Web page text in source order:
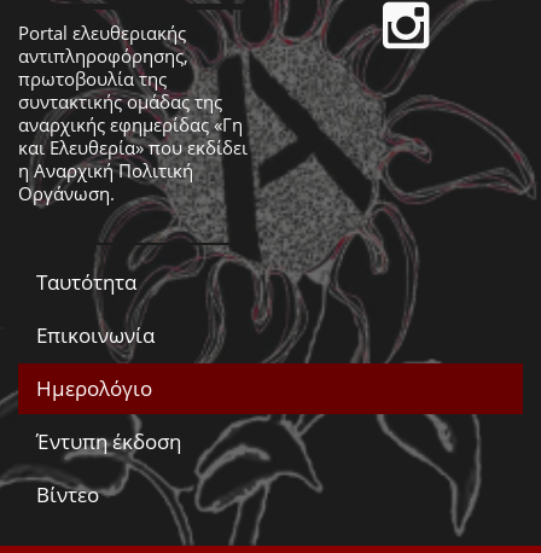
Portal ελευθεριακής
αντιπληροφόρησης,
πρωτοβουλία της
συντακτικής ομάδας της
αναρχικής εφημερίδας «Γη
και Ελευθερία» που εκδίδει
ηΑναρχική Πολιτική
Οργάνωση.
Ταυτότητα
Επικοινωνία
Ημερολόγιο
Έντυπη έκδοση
Βίντεο